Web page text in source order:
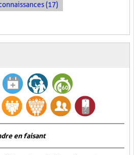
(17)
en faisant